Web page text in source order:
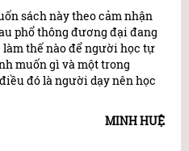
sách này theo cảm nhận
phổ thông đương đại đang
thế nào để người học tự
muốn gì và một trong
đó là người dạy nên học
MINH HUỆ